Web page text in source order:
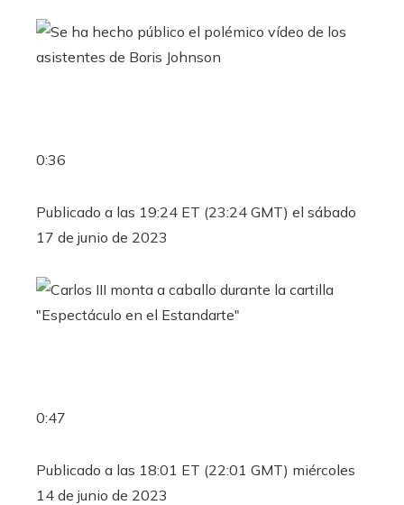
0:36
Publicado a las 19:24 ET (23:24 GMT) el sábado
17 de junio de 2023
0:47
Publicado a las 18:01 ET (22:01 GMT) miércoles
14 de junio de 2023